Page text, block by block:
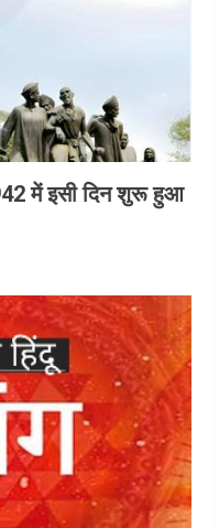
में इसी दिन शुरू हुआ